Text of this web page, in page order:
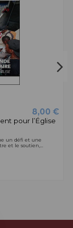
8,00 €
pour l’Église
un défi et une
et le soutien,...